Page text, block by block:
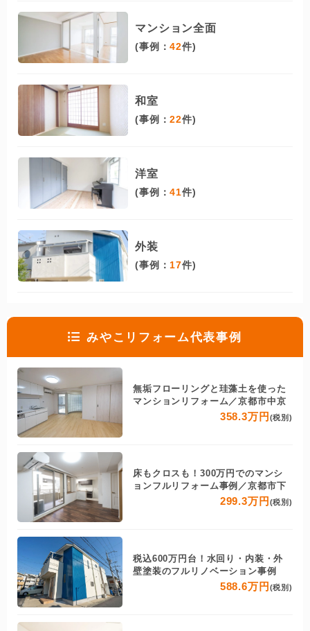
マンション全面
(事例：42件)
和室
(事例：22件)
洋室
(事例：41件)
外装
(事例： 17件)
みやこリフォーム代表事例
無垢フローリングと珪藻土を使った
マンションリフォーム／京都市中京
358.3万円 (税別)
床もクロスも！300万円でのマンシ
ョンフルリフォーム事例／京都市下
299.3万円 (税別)
税込600万円台！水回り・内装・外
壁塗装のフルリノベーション事例
588.6万円 (税別)